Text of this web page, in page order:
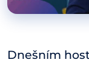
Dnešním